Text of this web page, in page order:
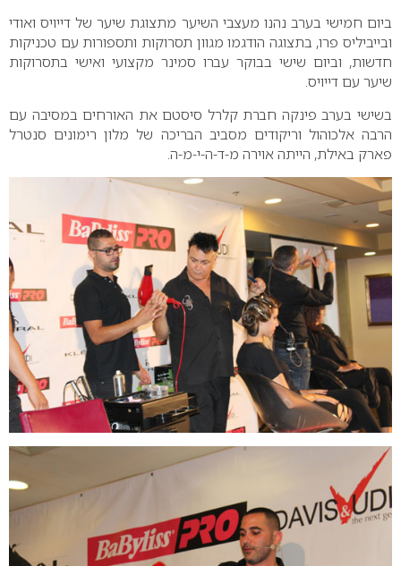
ביום חמישי בערב נהנו מעצבי השיער מתצוגת שיער של דייויס ואודי
ובייביליס פרו, בתצוגה הודגמו מגוון תסרוקות ותספורות עם טכניקות
חדשות, וביום שישי בבוקר עברו סמינר מקצועי ואישי בתסרוקות
שיער עם דייויס.
בשישי בערב פינקה חברת קלרל סיסטם את האורחים במסיבה עם
הרבה אלכוהול וריקודים מסביב הבריכה של מלון רימונים סנטרל
פארק באילת, הייתה אוירה מ-ד-ה-י-מ-ה.